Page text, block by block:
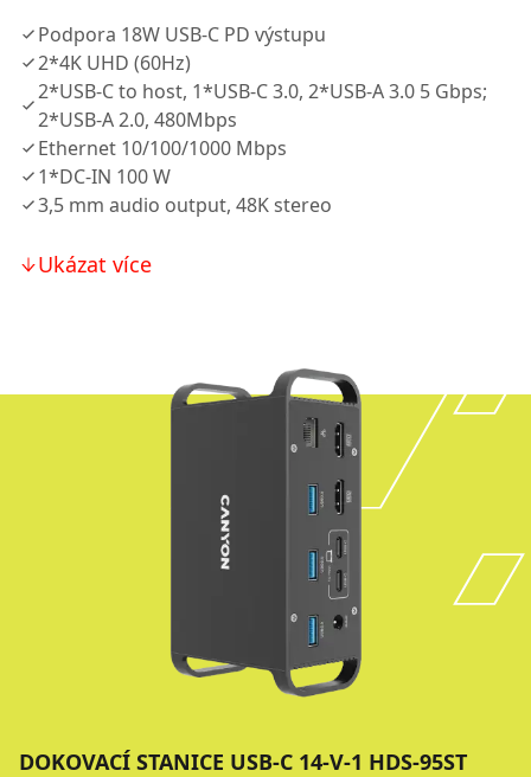
Podpora 18W USB-C PD výstupu
2*4K UHD (60Hz)
2*USB-C to host, 1*USB-C 3.0, 2*USB-A 3.0 5 Gbps;
2*USB-A 2.0, 480Mbps
Ethernet 10/100/1000 Mbps
1*DC-IN 100 W
3,5 mm audio output, 48K stereo
Ukázat více
DOKOVACÍ STANICE USB-C 14-V-1 HDS-95ST